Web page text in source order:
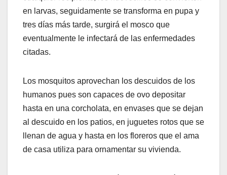
en larvas, seguidamente se transforma en pupa y
tres días más tarde, surgirá el mosco que
eventualmente le infectará de las enfermedades
citadas.
Los mosquitos aprovechan los descuidos de los
humanos pues son capaces de ovo depositar
hasta en una corcholata, en envases que se dejan
al descuido en los patios, en juguetes rotos que se
llenan de agua y hasta en los floreros que el ama
de casa utiliza para ornamentar su vivienda.